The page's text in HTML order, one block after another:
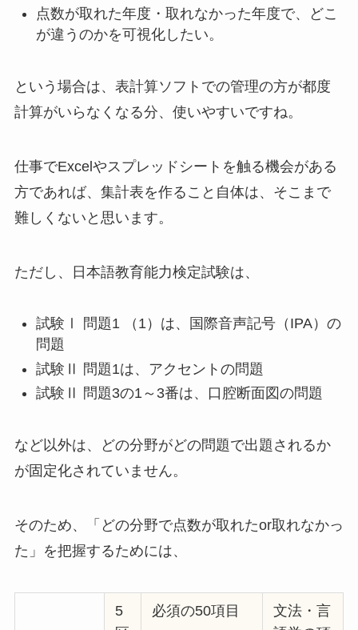
点数が取れた年度・取れなかった年度で、どこ
が違うのかを可視化したい。
という場合は、表計算ソフトでの管理の方が都度
計算がいらなくなる分、使いやすいですね。
仕事でExcelやスプレッドシートを触る機会がある
方であれば、集計表を作ること自体は、そこまで
難しくないと思います。
ただし、日本語教育能力検定試験は、
試験Ⅰ 問題1 （1）は、国際音声記号（IPA）の
問題
試験Ⅱ 問題1は、アクセントの問題
試験Ⅱ 問題3の1～3番は、口腔断面図の問題
など以外は、どの分野がどの問題で出題されるか
が固定化されていません。
そのため、「どの分野で点数が取れたor取れなかっ
た」を把握するためには、
5
必須の50項目
文法・言